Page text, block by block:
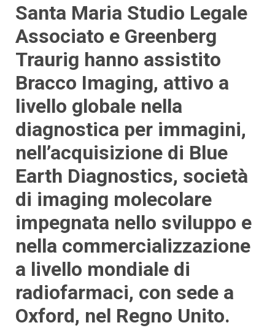
Santa Maria Studio Legale
Associato e Greenberg
Traurig hanno assistito
Bracco Imaging, attivo a
livello globale nella
diagnostica per immagini,
nell’acquisizione di Blue
Earth Diagnostics, società
di imaging molecolare
impegnata nello sviluppo e
nella commercializzazione
a livello mondiale di
radiofarmaci, con sede a
Oxford, nel Regno Unito.